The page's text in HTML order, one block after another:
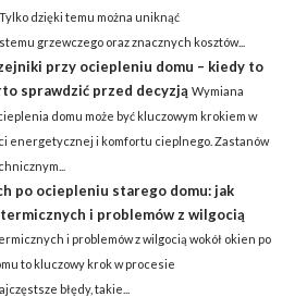
dzięki temu można uniknąć
grzewczego oraz znacznych kosztów...
przy ociepleniu domu – kiedy to
sprawdzić przed decyzją Wymiana
domu może być kluczowym krokiem w
energetycznej i komfortu cieplnego. Zastanów
po ociepleniu starego domu: jak
i problemów z wilgocią
i problemów z wilgocią wokół okien po
to kluczowy krok w procesie
błędy, takie...